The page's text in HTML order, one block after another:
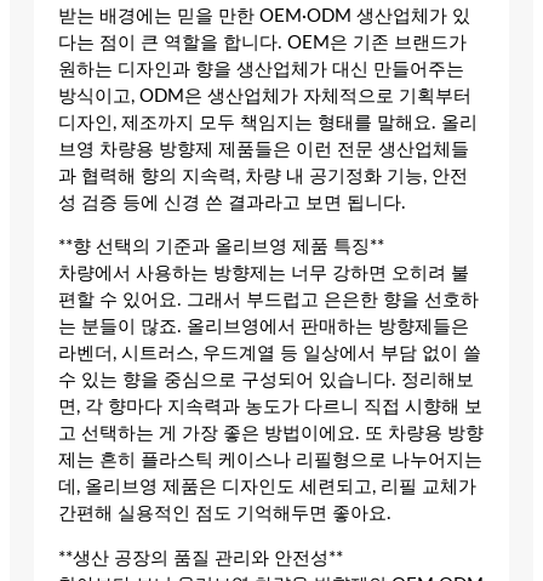
받는 배경에는 믿을 만한 OEM·ODM 생산업체가 있
다는 점이 큰 역할을 합니다. OEM은 기존 브랜드가
원하는 디자인과 향을 생산업체가 대신 만들어주는
방식이고, ODM은 생산업체가 자체적으로 기획부터
디자인, 제조까지 모두 책임지는 형태를 말해요. 올리
브영 차량용 방향제 제품들은 이런 전문 생산업체들
과 협력해 향의 지속력, 차량 내 공기정화 기능, 안전
성 검증 등에 신경 쓴 결과라고 보면 됩니다.
**향 선택의 기준과 올리브영 제품 특징**
차량에서 사용하는 방향제는 너무 강하면 오히려 불
편할 수 있어요. 그래서 부드럽고 은은한 향을 선호하
는 분들이 많죠. 올리브영에서 판매하는 방향제들은
라벤더, 시트러스, 우드계열 등 일상에서 부담 없이 쓸
수 있는 향을 중심으로 구성되어 있습니다. 정리해보
면, 각 향마다 지속력과 농도가 다르니 직접 시향해 보
고 선택하는 게 가장 좋은 방법이에요. 또 차량용 방향
제는 흔히 플라스틱 케이스나 리필형으로 나누어지는
데, 올리브영 제품은 디자인도 세련되고, 리필 교체가
간편해 실용적인 점도 기억해두면 좋아요.
**생산 공장의 품질 관리와 안전성**